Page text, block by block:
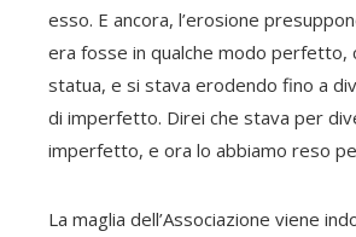
esso. E ancora, l’erosione
era fosse in qualche modo perfetto,
statua, e si stava erodendo fino a
di imperfetto. Direi che stava per
imperfetto, e ora lo abbiamo reso
La maglia dell’Associazione viene